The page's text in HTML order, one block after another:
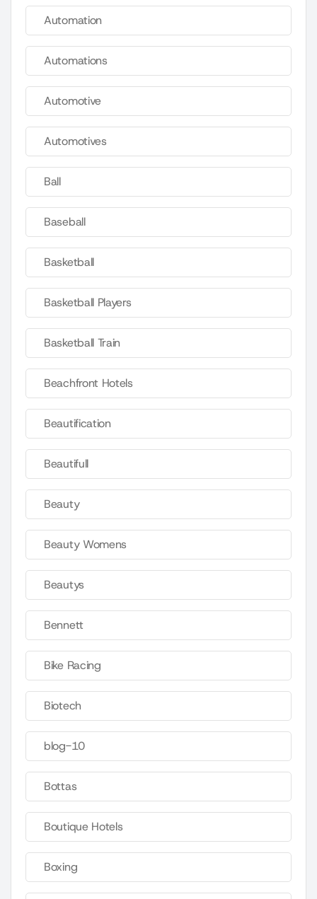
Automation
Automations
Automotive
Automotives
Ball
Baseball
Basketball
Basketball Players
Basketball Train
Beachfront Hotels
Beautification
Beautifull
Beauty
Beauty Womens
Beautys
Bennett
Bike Racing
Biotech
blog-10
Bottas
Boutique Hotels
Boxing